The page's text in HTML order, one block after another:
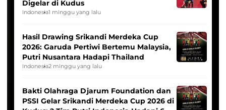
Digelar di Kudus
Indonesia1 minggu yang lalu
Hasil Drawing Srikandi Merdeka Cup
2026: Garuda Pertiwi Bertemu Malaysia,
Putri Nusantara Hadapi Thailand
Indonesia2 minggu yang lalu
Bakti Olahraga Djarum Foundation dan
PSSI Gelar Srikandi Merdeka Cup 2026 di